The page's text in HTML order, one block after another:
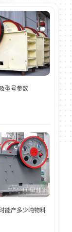
型号参数
能产多少吨物料